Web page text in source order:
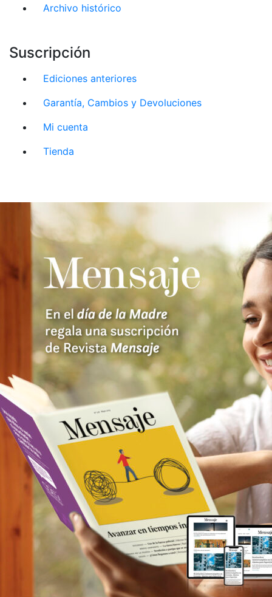
Archivo histórico
Suscripción
Ediciones anteriores
Garantía, Cambios y Devoluciones
Mi cuenta
Tienda